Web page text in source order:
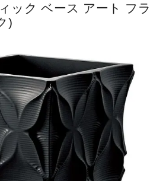
ック ベース アート フラ
)